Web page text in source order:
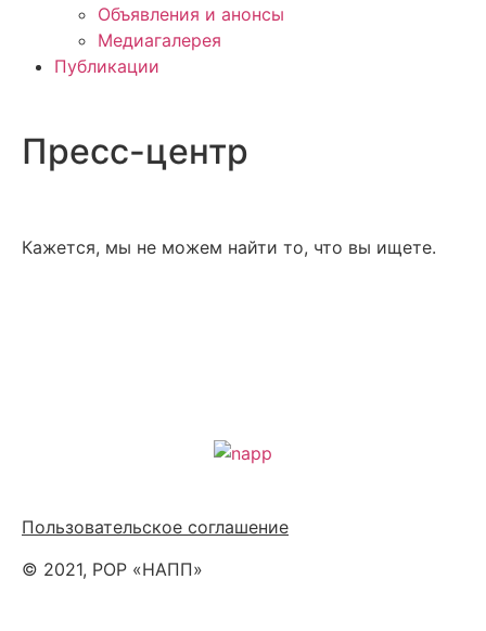
Объявления и анонсы
Медиагалерея
Публикации
Пресс-центр
Кажется, мы не можем найти то, что вы ищете.
Пользовательское соглашение
© 2021, РОР «НАПП»